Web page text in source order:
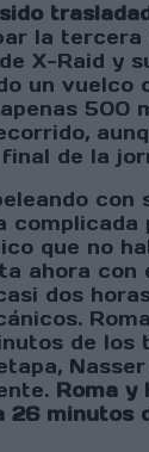
la tercera
X-Raid y
un vuelco
500
de la
con
complicada
que no
ahora con
dos
de los
Roma y
26 minutos